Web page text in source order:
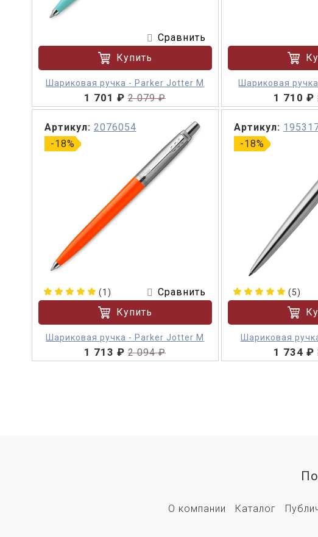
Сравнить
Купить
Шариковая ручка - Parker Jotter M
1 701 ₽2 079 ₽
Шариковая
1 710 ₽
-18%
Артикул: 2076054
(1)
Сравнить
Купить
Шариковая ручка - Parker Jotter M
1 713 ₽2 094 ₽
-18%
Артикул:
(5)
Шариковая
Stainless
1 734 ₽
О компании Каталог